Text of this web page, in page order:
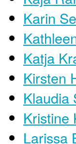
Karin
Katja
Kirsten
Klaudia
Kristine
Larissa